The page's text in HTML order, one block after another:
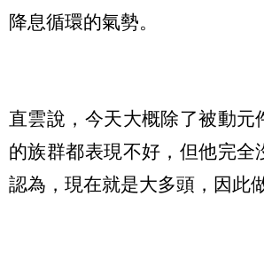
降息循環的氣勢。
直雲說，今天大概除了被動元
的族群都表現不好，但他完全
認為，現在就是大多頭，因此